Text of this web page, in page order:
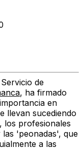
de
, ha firmado
en
llevan sucediendo
los profesionales
'peonadas', que
a las